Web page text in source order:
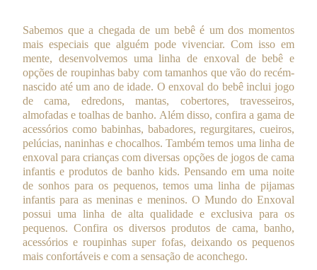
Sabemos que a chegada de um bebê é um dos momentos
mais especiais que alguém pode vivenciar. Com isso em
mente, desenvolvemos uma linha de enxoval de bebê e
opções de roupinhas baby com tamanhos que vão do recém-
nascido até um ano de idade. O enxoval do bebê inclui jogo
de cama, edredons, mantas, cobertores, travesseiros,
almofadas e toalhas de banho. Além disso, confira a gama de
acessórios como babinhas, babadores, regurgitares, cueiros,
pelúcias, naninhas e chocalhos. Também temos uma linha de
enxoval para crianças com diversas opções de jogos de cama
infantis e produtos de banho kids. Pensando em uma noite
de sonhos para os pequenos, temos uma linha de pijamas
infantis para as meninas e meninos. O Mundo do Enxoval
possui uma linha de alta qualidade e exclusiva para os
pequenos. Confira os diversos produtos de cama, banho,
acessórios e roupinhas super fofas, deixando os pequenos
mais confortáveis e com a sensação de aconchego.